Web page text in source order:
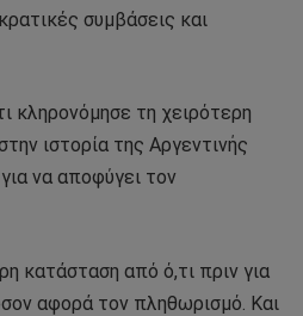
συμβάσεις και
κληρονόμησε τη χειρότερη
ιστορία της Αργεντινής
να αποφύγει τον
κατάσταση από ό,τι πριν για
αφορά τον πληθωρισμό. Και